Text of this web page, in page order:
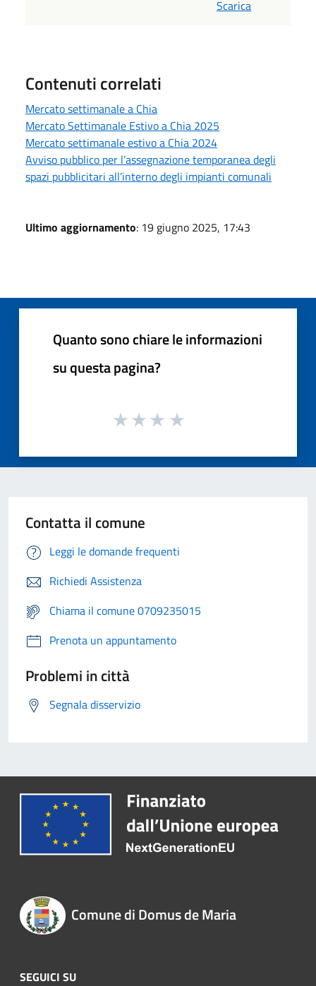
Scarica
Contenuti correlati
Mercato settimanale a Chia
Mercato Settimanale Estivo a Chia 2025
Mercato settimanale estivo a Chia 2024
Avviso pubblico per l’assegnazione temporanea degli
spazi pubblicitari all’interno degli impianti comunali
Ultimo aggiornamento: 19 giugno 2025, 17:43
Quanto sono chiare le informazioni
su questa pagina?
Contatta il comune
Leggi le domande frequenti
Richiedi Assistenza
Chiama il comune 0709235015
Prenota un appuntamento
Problemi in città
Segnala disservizio
Comune di Domus de Maria
SEGUICI SU